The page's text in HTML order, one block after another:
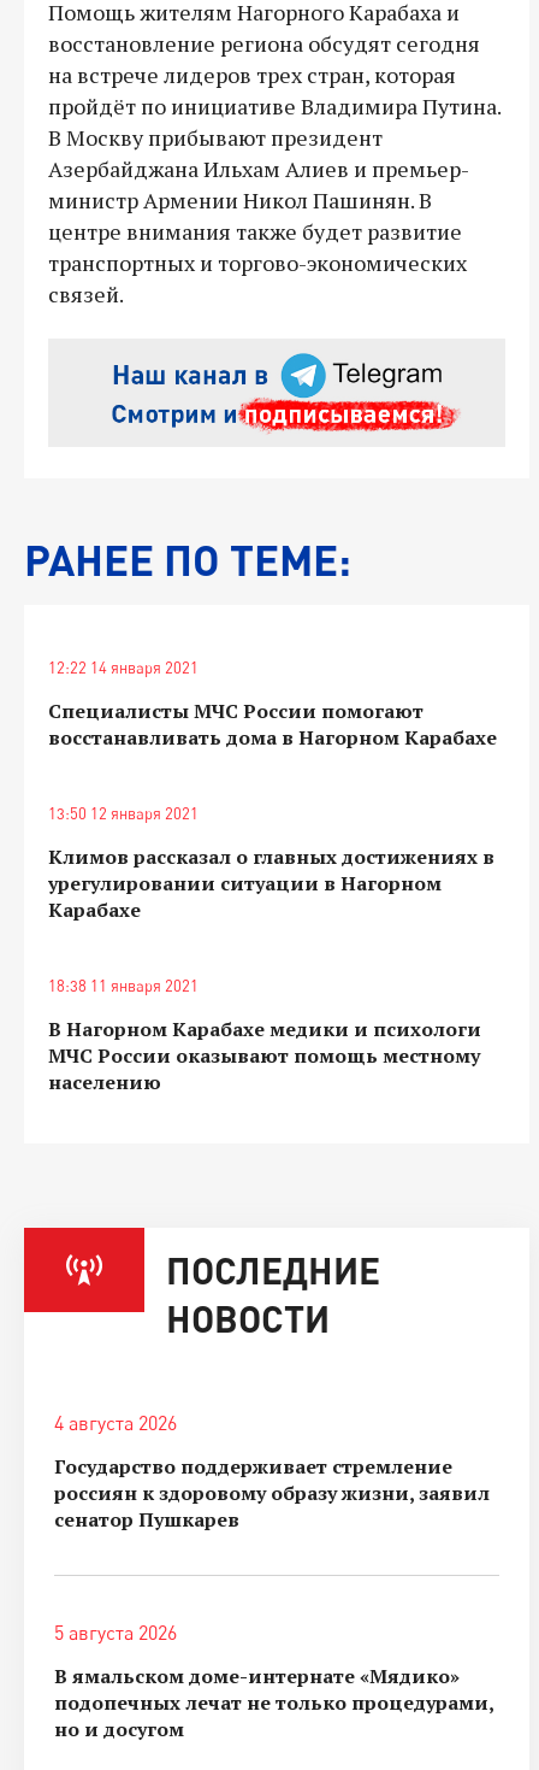
Помощь жителям Нагорного Карабаха и
восстановление региона обсудят сегодня
на встрече лидеров трех стран, которая
пройдёт по инициативе Владимира Путина.
В Москву прибывают президент
Азербайджана Ильхам Алиев и премьер-
министр Армении Никол Пашинян. В
центре внимания также будет развитие
транспортных и торгово-экономических
связей.
РАНЕЕ ПО ТЕМЕ:
12:22 14 января 2021
Специалисты МЧС России помогают
восстанавливать дома в Нагорном Карабахе
13:50 12 января 2021
Климов рассказал о главных достижениях в
урегулировании ситуации в Нагорном
Карабахе
18:38 11 января 2021
В Нагорном Карабахе медики и психологи
МЧС России оказывают помощь местному
населению
ПОСЛЕДНИЕ
НОВОСТИ
4 августа 2026
Государство поддерживает стремление
россиян к здоровому образу жизни, заявил
сенатор Пушкарев
5 августа 2026
В ямальском доме-интернате «Мядико»
подопечных лечат не только процедурами,
но и досугом